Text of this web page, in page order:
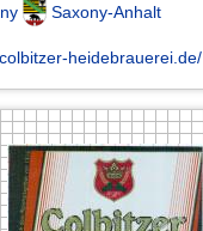
Saxony-Anhalt
heidebrauerei.de/